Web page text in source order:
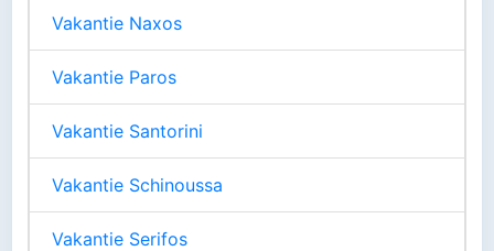
Vakantie Naxos
Vakantie Paros
Vakantie Santorini
Vakantie Schinoussa
Vakantie Serifos